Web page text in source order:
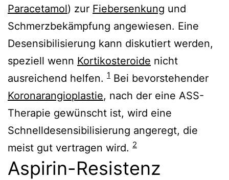
Paracetamol) zur Fiebersenkung und
Schmerzbekämpfung angewiesen. Eine
Desensibilisierung kann diskutiert werden,
speziell wenn Kortikosteroide nicht
ausreichend helfen. 1 Bei bevorstehender
Koronarangioplastie, nach der eine ASS-
Therapie gewünscht ist, wird eine
Schnelldesensibilisierung angeregt, die
meist gut vertragen wird. 2
Aspirin-Resistenz